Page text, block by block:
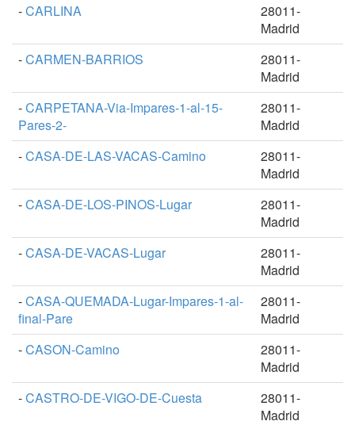
-CARLINA
28011-
Madrid
-CARMEN-BARRIOS
28011-
Madrid
-CARPETANA-Via-Impares-1-al-15-
Pares-2-
28011-
Madrid
-CASA-DE-LAS-VACAS-Camino
28011-
Madrid
-CASA-DE-LOS-PINOS-Lugar
28011-
Madrid
-CASA-DE-VACAS-Lugar
28011-
Madrid
-CASA-QUEMADA-Lugar-Impares-1-al-
final-Pare
28011-
Madrid
-CASON-Camino
28011-
Madrid
-CASTRO-DE-VIGO-DE-Cuesta
28011-
Madrid